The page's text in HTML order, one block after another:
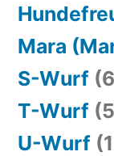
Mara
S-Wurf
T-Wurf
U-Wurf